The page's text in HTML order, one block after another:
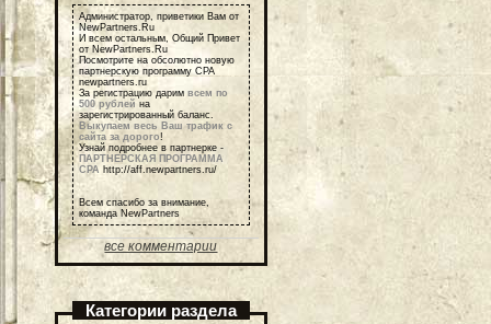
Администратор, приветики Вам от
NewPartners.Ru
И всем остальным, Общий Привет
от NewPartners.Ru
Посмотрите на обсолютно новую
партнерскую программу СРА
newpartners.ru
За регистрацию дарим всем по
500 рублей на
зарегистрированный баланс.
Выкупаем весь Ваш трафик с
сайта за дорого!
Узнай подробнее в партнерке -
ПАРТНЕРСКАЯ ПРОГРАММА
СРА http://aff.newpartners.ru/
Всем спасибо за внимание,
команда NewPartners
все комментарии
Категории раздела